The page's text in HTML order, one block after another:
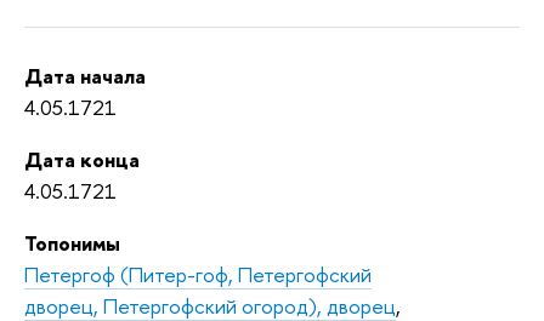
Дата начала
4.05.1721
Дата конца
4.05.1721
Топонимы
Петергоф (Питер-гоф, Петергофский
дворец, Петергофский огород), дворец,